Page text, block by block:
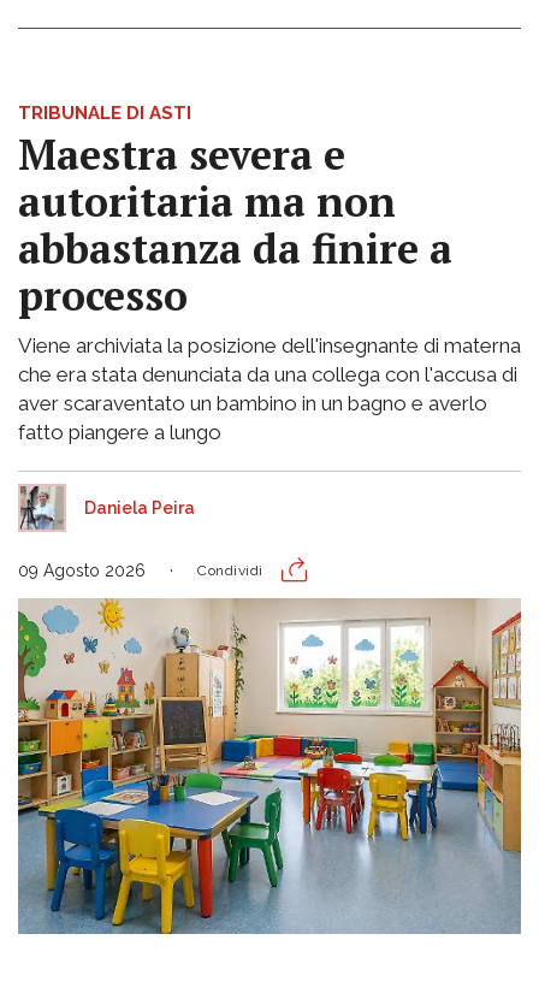
TRIBUNALE DI ASTI
Maestra severa e
autoritaria ma non
abbastanza da finire a
processo
Viene archiviata la posizione dell'insegnante di materna
che era stata denunciata da una collega con l'accusa di
aver scaraventato un bambino in un bagno e averlo
fatto piangere a lungo
Daniela Peira
09 Agosto 2026 Condividi